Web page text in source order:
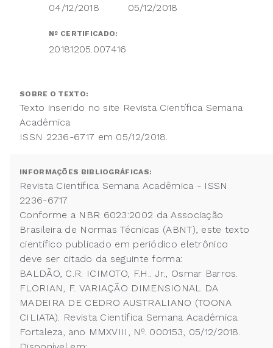
04/12/2018 05/12/2018
Nº CERTIFICADO:
20181205.007416
SOBRE O TEXTO:
Texto inserido no site Revista Científica Semana
Acadêmica
ISSN 2236-6717 em 05/12/2018.
INFORMAÇÕES BIBLIOGRÁFICAS:
Revista Científica Semana Acadêmica - ISSN
2236-6717
Conforme a NBR 6023:2002 da Associação
Brasileira de Normas Técnicas (ABNT), este texto
científico publicado em periódico eletrônico
deve ser citado da seguinte forma:
BALDÃO, C.R. ICIMOTO, F.H.. Jr., Osmar Barros.
FLORIAN, F. VARIAÇÃO DIMENSIONAL DA
MADEIRA DE CEDRO AUSTRALIANO (TOONA
CILIATA). Revista Científica Semana Acadêmica.
Fortaleza, ano MMXVIII, Nº. 000153, 05/12/2018.